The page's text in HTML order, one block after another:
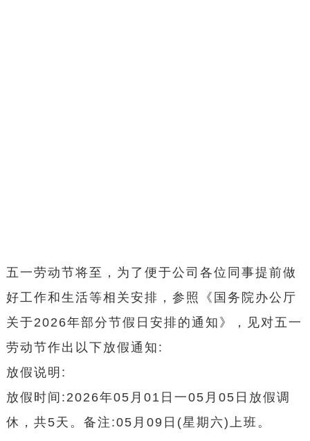
五一劳动节将至，为了便于公司各位同事提前做
好工作和生活等相关安排，参照《国务院办公厅
关于2026年部分节假日安排的通知》，见对五一
劳动节作出以下放假通知:
放假说明:
放假时间:2026年05月01日一05月05日放假调
休，共5天。备注:05月09日(星期六)上班。